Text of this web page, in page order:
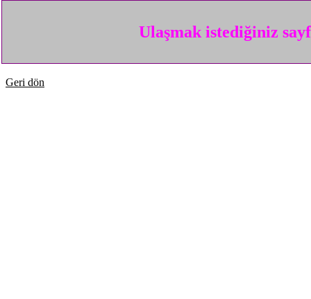
Ulaşmak istediğiniz
Geri dön